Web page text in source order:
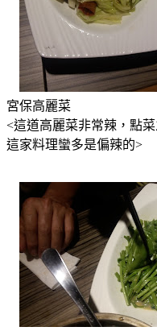
宮保高麗菜
<這道高麗菜非常辣，點
這家料理蠻多是偏辣的>